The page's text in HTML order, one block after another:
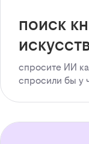
поиск
спросите ИИ
спросили бы у